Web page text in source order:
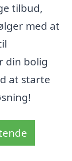
tilbud,
med at
din bolig
at starte